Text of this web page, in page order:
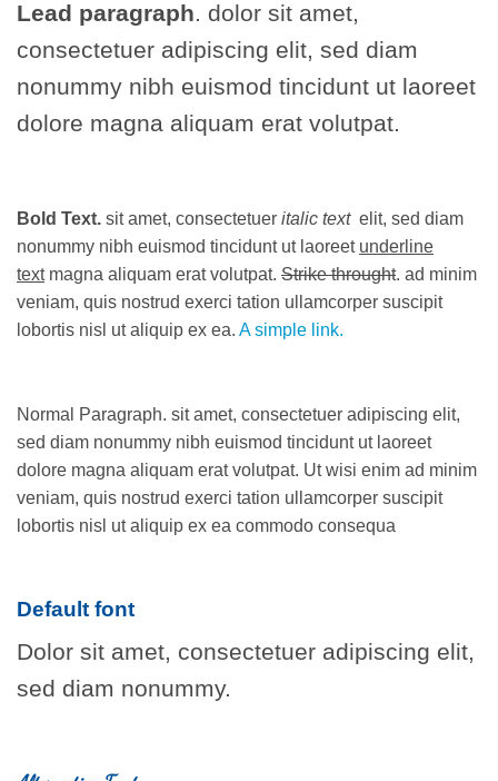
Lead paragraph. dolor sit amet,
consectetuer adipiscing elit, sed diam
nonummy nibh euismod tincidunt ut laoreet
dolore magna aliquam erat volutpat.
Bold Text. sit amet, consectetuer italic text elit, sed diam
nonummy nibh euismod tincidunt ut laoreet underline
textmagna aliquam erat volutpat. Strike throught. ad minim
veniam, quis nostrud exerci tation ullamcorper suscipit
lobortis nisl ut aliquip ex ea. A simple link.
Normal Paragraph. sit amet, consectetuer adipiscing elit,
sed diam nonummy nibh euismod tincidunt ut laoreet
dolore magna aliquam erat volutpat. Ut wisi enim ad minim
veniam, quis nostrud exerci tation ullamcorper suscipit
lobortis nisl ut aliquip ex ea commodo consequa
Default font
Dolor sit amet, consectetuer adipiscing elit,
sed diam nonummy.